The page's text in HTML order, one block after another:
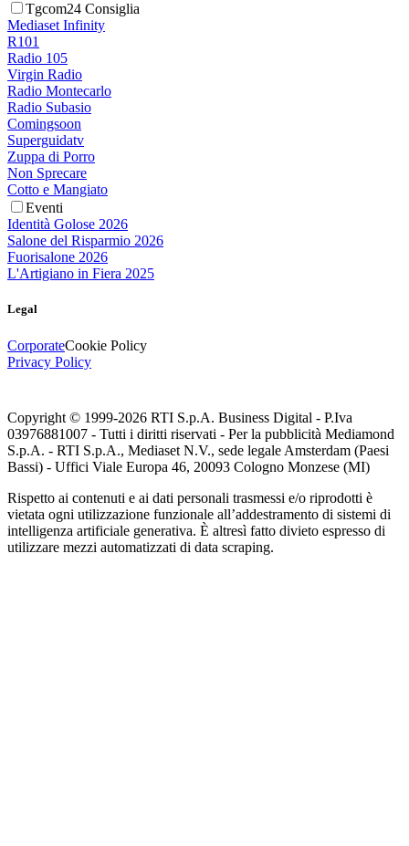
Tgcom24 Consiglia
Mediaset Infinity
R101
Radio 105
Virgin Radio
Radio Montecarlo
Radio Subasio
Comingsoon
Superguidatv
Zuppa di Porro
Non Sprecare
Cotto e Mangiato
Eventi
Identità Golose 2026
Salone del Risparmio 2026
Fuorisalone 2026
L'Artigiano in Fiera 2025
Legal
CorporateCookie Policy
Privacy Policy
Copyright © 1999-2026 RTI S.p.A. Business Digital - P.Iva
03976881007 - Tutti i diritti riservati - Per la pubblicità Mediamond
S.p.A. - RTI S.p.A., Mediaset N.V., sede legale Amsterdam (Paesi
Bassi) - Uffici Viale Europa 46, 20093 Cologno Monzese (MI)
Rispetto ai contenuti e ai dati personali trasmessi e/o riprodotti è
vietata ogni utilizzazione funzionale all’addestramento di sistemi di
intelligenza artificiale generativa. È altresì fatto divieto espresso di
utilizzare mezzi automatizzati di data scraping.